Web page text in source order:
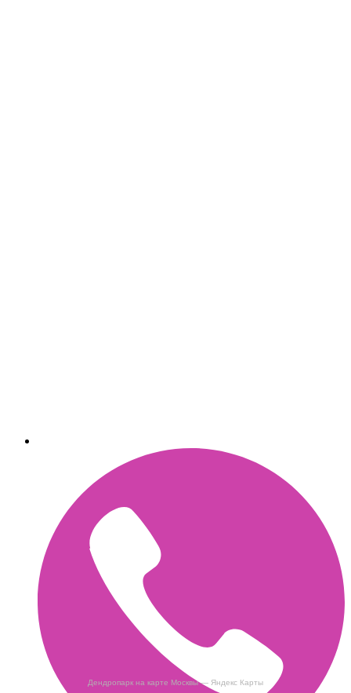
Дендропарк на карте Москвы — Яндекс Карты